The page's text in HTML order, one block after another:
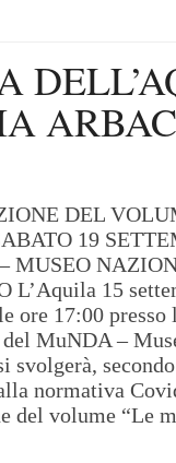
DEL
19
MUSEO
L’Aquila 15
ore 17:00 presso
del MuNDA –
svolgerà,
normativa
del volume “Le